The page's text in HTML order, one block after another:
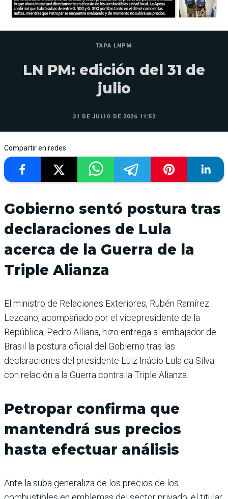
TAPA LNPM
LN PM: edición del 31 de
julio
31 DE JULIO DE 2026 11:52
Compartir en redes
Gobierno sentó postura tras
declaraciones de Lula
acerca de la Guerra de la
Triple Alianza
El ministro de Relaciones Exteriores, Rubén Ramírez
Lezcano, acompañado por el vicepresidente de la
República, Pedro Alliana, hizo entrega al embajador de
Brasil la postura oficial del Gobierno tras las
declaraciones del presidente Luiz Inácio Lula da Silva
con relación a la Guerra contra la Triple Alianza.
Petropar confirma que
mantendrá sus precios
hasta efectuar análisis
Ante la suba generaliza de los precios de los